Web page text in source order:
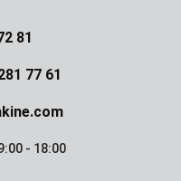
81
77 61
- 18:00